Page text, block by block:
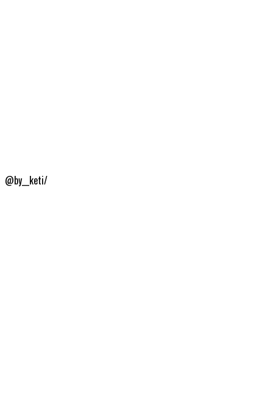
@by__keti/